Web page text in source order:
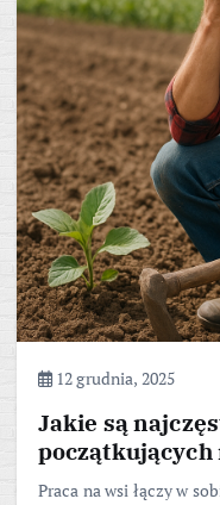
12 grudnia, 2025
Jakie są
Praca na wsi łączy w